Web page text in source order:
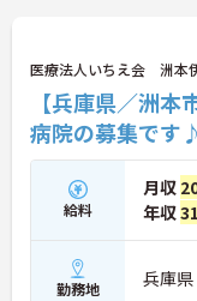
医療法人いちえ会 洲本
【兵庫県／洲
病院の募集です♪
給料
月収
年収
勤務地 兵庫